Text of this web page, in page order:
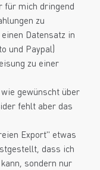
für mich dringend
zu
Datensatz in
und Paypal)
zu einer
gewünscht über
fehlt aber das
Export" etwas
dass ich
sondern nur